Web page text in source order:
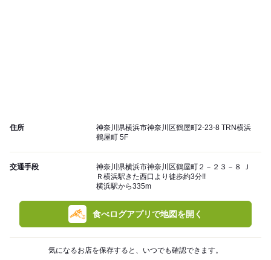
住所
神奈川県横浜市神奈川区鶴屋町2-23-8 TRN横浜
鶴屋町 5F
交通手段
神奈川県横浜市神奈川区鶴屋町２－２３－８ Ｊ
Ｒ横浜駅きた西口より徒歩約3分!!
横浜駅から335m
食べログアプリで地図を開く
気になるお店を保存すると、いつでも確認できます。